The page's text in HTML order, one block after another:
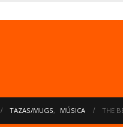
TAZAS/MUGS, MÚSICA THE